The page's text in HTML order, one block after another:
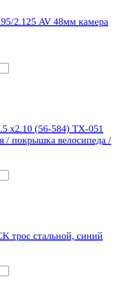
2.125 AV 48мм камера
х2.10 (56-584) TX-051
/ покрышка велосипеда /
трос стальной, синий